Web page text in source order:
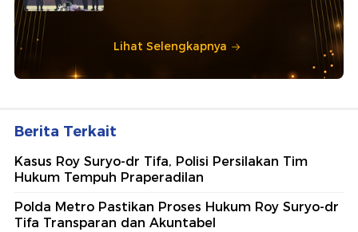
Lihat Selengkapnya
Berita Terkait
Kasus Roy Suryo-dr Tifa, Polisi Persilakan Tim
Hukum Tempuh Praperadilan
Polda Metro Pastikan Proses Hukum Roy Suryo-dr
Tifa Transparan dan Akuntabel